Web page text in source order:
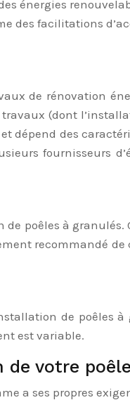
énergies
des facilitations
de rénovation
(dont
dépend des
fournisseurs
poêles à granulés.
recommandé de
de poêles
est variable.
votre poêle
a ses propres